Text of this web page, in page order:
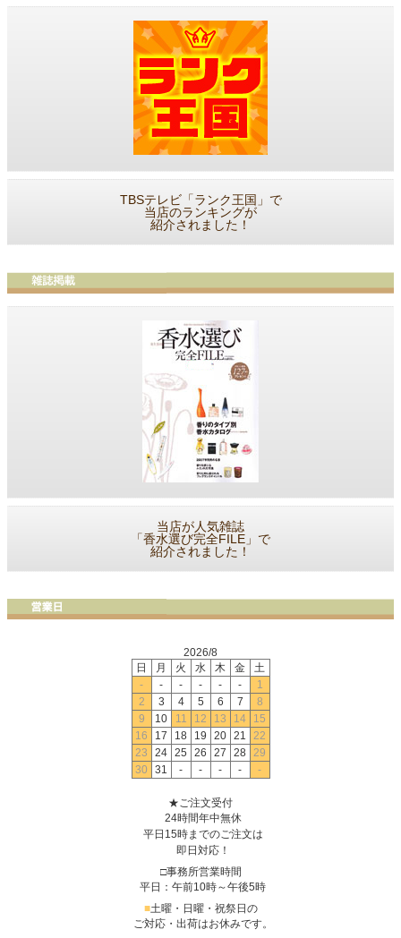
TBSテレビ「ランク王国」で
当店のランキングが
紹介されました！
当店が人気雑誌
「香水選び完全FILE」で
紹介されました！
2026/8
日
月 火 水 木 金
土
-
- - - - -
1
2
3 4 5 6 7
8
9
10 11 12 13 14
15
16
17 18 19 20 21
22
23
24 25 26 27 28 29
30
31 - - - - -
★ご注文受付
24時間年中無休
平日15時までのご注文は
即日対応！
□事務所営業時間
平日：午前10時～午後5時
■土曜・日曜・祝祭日の
ご対応・出荷はお休みです。